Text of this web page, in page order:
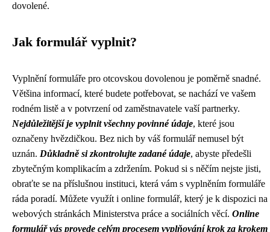
dovolené.
Jak formulář vyplnit?
Vyplnění formuláře pro otcovskou dovolenou je poměrně snadné.
Většina informací, které budete potřebovat, se nachází ve vašem
rodném listě a v potvrzení od zaměstnavatele vaší partnerky.
Nejdůležitější je vyplnit všechny povinné údaje, které jsou
označeny hvězdičkou. Bez nich by váš formulář nemusel být
uznán. Důkladně si zkontrolujte zadané údaje, abyste předešli
zbytečným komplikacím a zdržením. Pokud si s něčím nejste jisti,
obraťte se na příslušnou instituci, která vám s vyplněním formuláře
ráda poradí. Můžete využít i online formulář, který je k dispozici na
webových stránkách Ministerstva práce a sociálních věcí. Online
formulář vás provede celým procesem vyplňování krok za krokem